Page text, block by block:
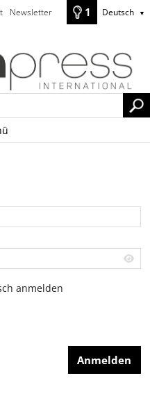
Newsletter 1 Deutsch ▼
anmelden